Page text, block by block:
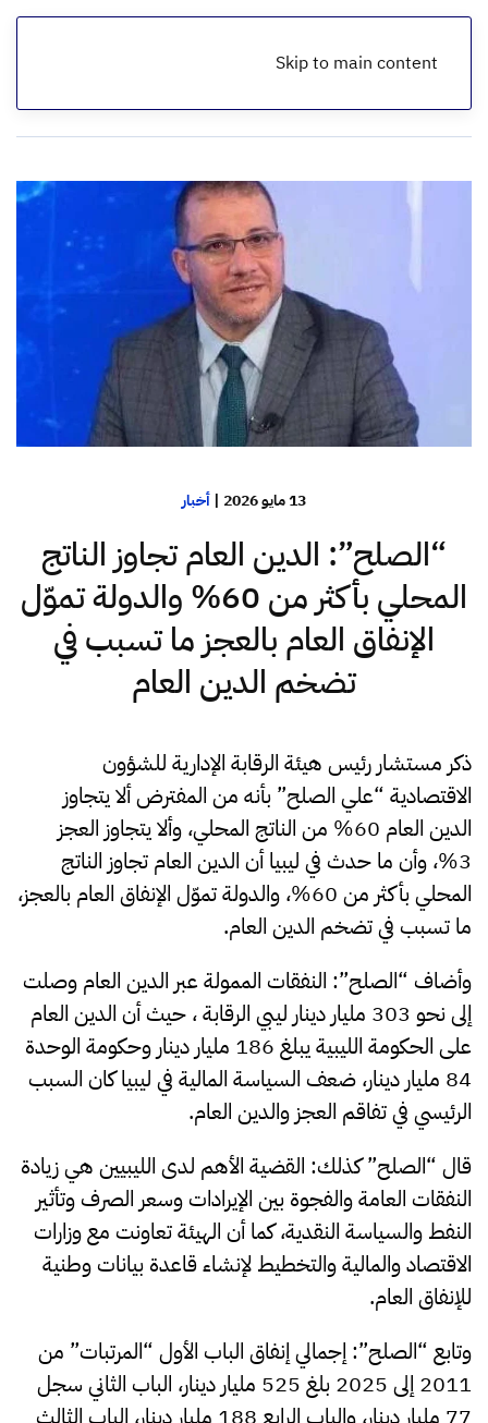
Skip to main content
الرئيسية
13 مايو 2026 | أخبار
“الصلح”: الدين العام تجاوز الناتج
المحلي بأكثر من 60% والدولة تموّل
الإنفاق العام بالعجز ما تسبب في
تضخم الدين العام
ذكر مستشار رئيس هيئة الرقابة الإدارية للشؤون
الاقتصادية “علي الصلح” بأنه من المفترض ألا يتجاوز
الدين العام 60% من الناتج المحلي، وألا يتجاوز العجز
3%، وأن ما حدث في ليبيا أن الدين العام تجاوز الناتج
المحلي بأكثر من 60%، والدولة تموّل الإنفاق العام بالعجز،
ما تسبب في تضخم الدين العام.
وأضاف “الصلح”: النفقات الممولة عبر الدين العام وصلت
إلى نحو 303 مليار دينار ليبي الرقابة ، حيث أن الدين العام
على الحكومة الليبية يبلغ 186 مليار دينار وحكومة الوحدة
84 مليار دينار، ضعف السياسة المالية في ليبيا كان السبب
الرئيسي في تفاقم العجز والدين العام.
قال “الصلح” كذلك: القضية الأهم لدى الليبيين هي زيادة
النفقات العامة والفجوة بين الإيرادات وسعر الصرف وتأثير
النفط والسياسة النقدية، كما أن الهيئة تعاونت مع وزارات
الاقتصاد والمالية والتخطيط لإنشاء قاعدة بيانات وطنية
للإنفاق العام.
وتابع “الصلح”: إجمالي إنفاق الباب الأول “المرتبات” من
2011 إلى 2025 بلغ 525 مليار دينار، الباب الثاني سجل
77 مليار دينار، والباب الرابع 188 مليار دينار، الباب الثالث